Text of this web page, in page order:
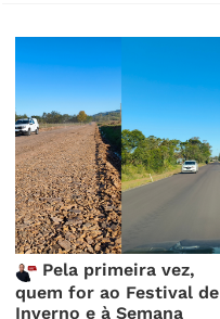
Pela primeira vez,
quem for ao Festival de
Inverno e à Semana